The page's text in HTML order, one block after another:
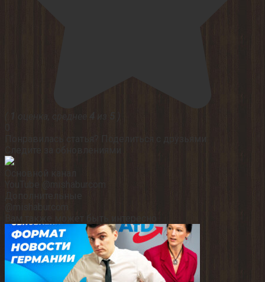
оценка, среднее
Понравилась статья? Поделиться с друзьями:
Следите за обновлениями
Основной канал
Дополнительные
@mishaburcom